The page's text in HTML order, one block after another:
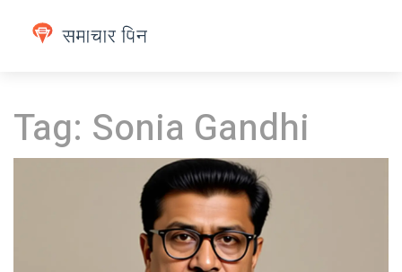
Tag: Sonia Gandhi